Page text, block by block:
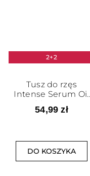
2+2
Tusz do rzęs
Intense Serum Oil
Mascara
54,99 zł
DO KOSZYKA